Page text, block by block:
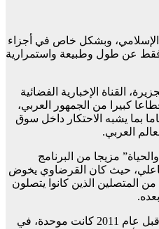
الإسلامي، وبشكل خاص في أجزاء
فقط عن طول وطبيعة واستمرارية
القناة الإخبارية الفضائية
كبيرا من الجمهور العربي،
يشبه الاحتكار داخل سوق
العربي.
مزيجا من البرنامج
حيث كان القرضاوي يخوض
المتصلين الذين كانوا يتصلون
كما أن رسائل القرضاوي حتى ما قبل عام 2011 كانت موحدة، في